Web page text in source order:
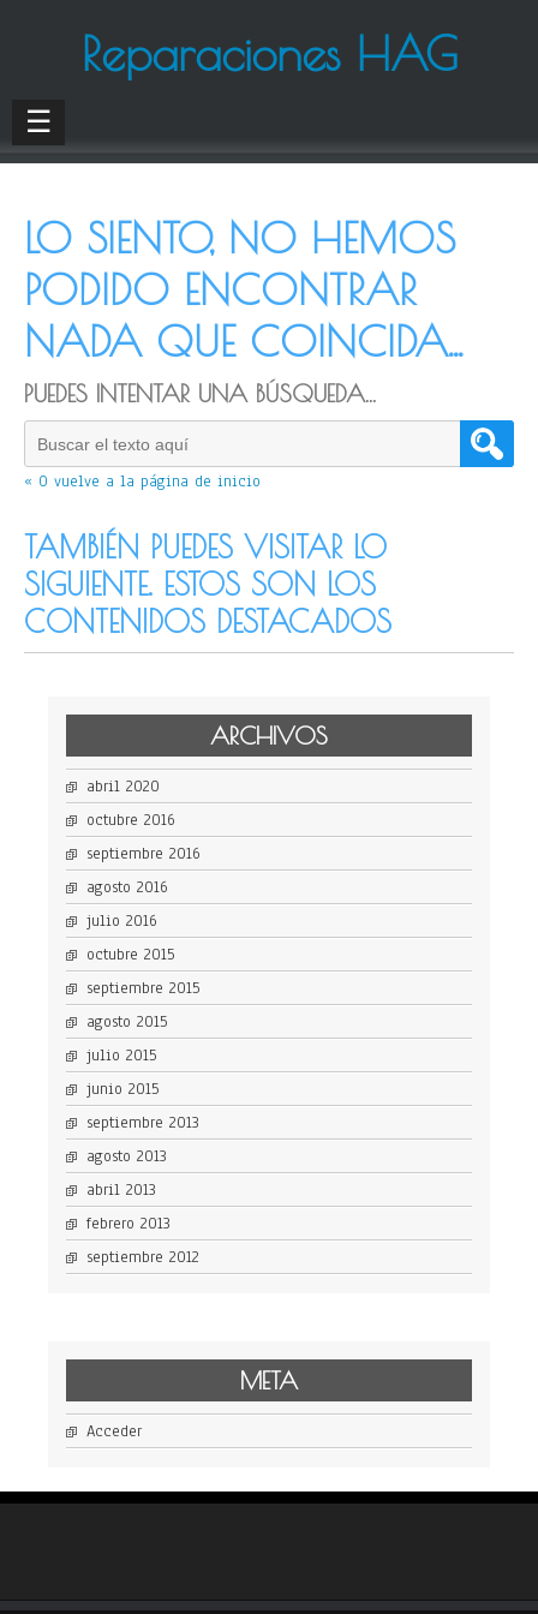
Reparaciones HAG
☰
LO SIENTO, NO HEMOS
PODIDO ENCONTRAR
NADA QUE COINCIDA...
PUEDES INTENTAR UNA BÚSQUEDA...
« O vuelve a la página de inicio
TAMBIÉN PUEDES VISITAR LO
SIGUIENTE. ESTOS SON LOS
CONTENIDOS DESTACADOS
ARCHIVOS
abril 2020
octubre 2016
septiembre 2016
agosto 2016
julio 2016
octubre 2015
septiembre 2015
agosto 2015
julio 2015
junio 2015
septiembre 2013
agosto 2013
abril 2013
febrero 2013
septiembre 2012
META
Acceder